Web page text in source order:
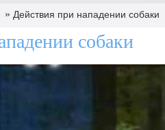
» Действия при нападении собаки
собаки